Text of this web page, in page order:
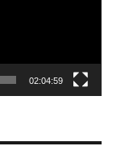
02:04:59